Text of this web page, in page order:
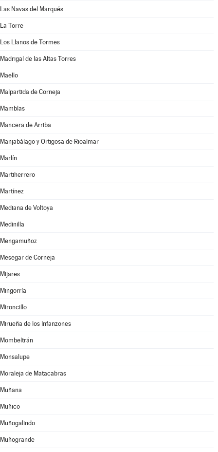
Las Navas del Marqués
La Torre
Los Llanos de Tormes
Madrigal de las Altas Torres
Maello
Malpartida de Corneja
Mamblas
Mancera de Arriba
Manjabálago y Ortigosa de Rioalmar
Marlín
Martiherrero
Martínez
Mediana de Voltoya
Medinilla
Mengamuñoz
Mesegar de Corneja
Mijares
Mingorría
Mironcillo
Mirueña de los Infanzones
Mombeltrán
Monsalupe
Moraleja de Matacabras
Muñana
Muñico
Muñogalindo
Muñogrande